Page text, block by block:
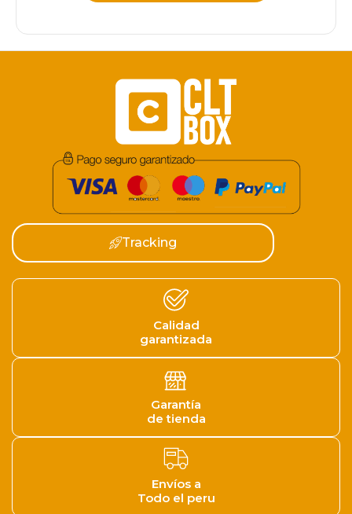
Tracking
Calidad
garantizada
Garantía
de tienda
Envíos a
Todo el peru